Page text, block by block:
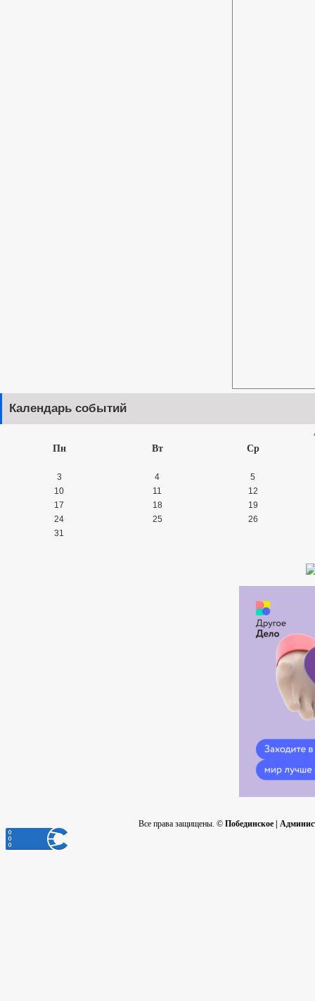
Календарь событий
Пн
Вт Ср
3 4
5
10
11
12
17
18
19
24
25
26
31
Все права защищены. © Побединское |